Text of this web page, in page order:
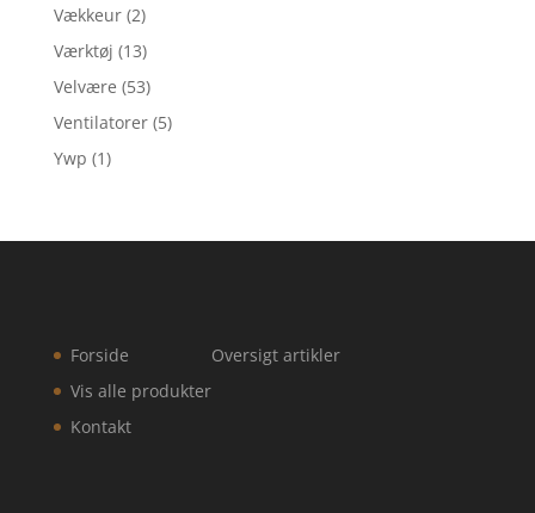
Vækkeur (2)
Værktøj (13)
Velvære (53)
Ventilatorer (5)
Ywp (1)
Forside
Vis alle produkter
Kontakt
Oversigt artikler